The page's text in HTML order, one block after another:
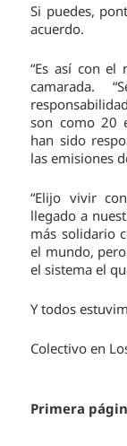
Si puedes,
acuerdo.
“Es así con el
camarada.
son como 20
han sido
las emisiones
“Elijo vivir
llegado a
más solidario
el mundo,
el sistema el
Y todos
Colectivo en
Primera